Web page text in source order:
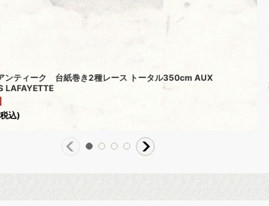
ンティーク 台紙巻き2種レース トータル350cm AUX
LAFAYETTE
込)